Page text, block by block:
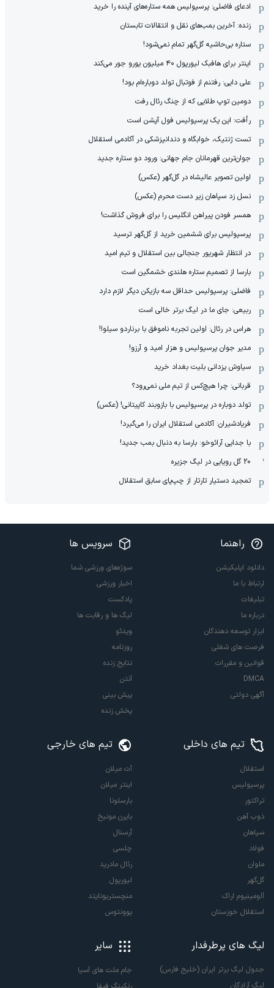
ادعای فاضلی: پرسپولیس همه ستاره‌های آینده را خرید
زنده: آخرین بمب‌های نقل و انتقالات تابستان
ستاره بی‌حاشیه گل‌گهر تمام نمی‌شود!
اینتر برای هافبک لیورپول ۴۰ میلیون یورو جور می‌کند
علی دایی: رفتنم از فوتبال تولد دوباره‌ام بود!
دومین توپ طلایی که از چنگ رئال رفت
رأفت: این یک پرسپولیس فول آپشن است
تست ژنتیک، خوابگاه و دندانپزشکی در آکادمی استقلال
جوان‌ترین قهرمانان جام جهانی: ورود دو ستاره جدید
اولین تصویر عالیشاه در گل‌گهر (عکس)
نسل زد سپاهان زیر دست محرم (عکس)
همسر فودن پیراهن انگلیس را برای فروش گذاشت!
پرسپولیس برای ششمین خرید از گل‌گهر ترسید
در انتظار شهریور جنجالی بین استقلال و تیم امید
بارسا از تصمیم ستاره هلندی خشمگین است
فاضلی: پرسپولیس حداقل سه بازیکن دیگر لازم دارد
ربیعی: جای ما در لیگ برتر خالی است
هراس در رئال: اولین تجربه ناموفق با برناردو سیلوا!
مدیر جوان پرسپولیس و هزار امید و آرزو!
سیاوش یزدانی بلیت بغداد خرید
قربانی: چرا هیچ‌کس از تیم ملی نمی‌رود؟
تولد دوباره در پرسپولیس با بازوبند کاپیتانی! (عکس)
فریادشیران: آکادمی استقلال ایران را می‌گیرد!
با جدایی آرائوخو: بارسا به دنبال بمب جدید!
20 گل رویایی در لیگ جزیره
تمجید دستیار تارتار از چپ‌پای سابق استقلال
راهنما
دانلود اپلیکیشن
ارتباط با ما
تبلیغات
درباره ما
ابزار توسعه دهندگان
فرصت های شغلی
قوانین و مقررات
DMCA
آگهی دولتی
سرویس ها
سوژه‌های ورزشی شما
اخبار ورزشی
پادکست
لیگ ها و رقابت ها
ویدئو
روزنامه
نتایج زنده
آنتن
پیش بینی
پخش زنده
تیم های داخلی
استقلال
پرسپولیس
تراکتور
ذوب آهن
سپاهان
فولاد
ملوان
گل‌گهر
آلومینیوم اراک
استقلال خوزستان
تیم های خارجی
آث میلان
اینتر میلان
بارسلونا
بایرن مونیخ
آرسنال
چلسی
رئال مادرید
لیورپول
منچستریونایتد
یوونتوس
لیگ های پرطرفدار
جدول لیگ برتر ایران (خلیج فارس)
لیگ آزادگان
سایر
جام ملت های آسیا